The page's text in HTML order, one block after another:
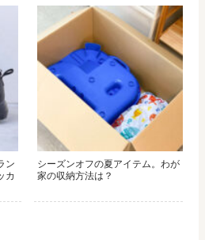
ン
カ
シーズンオフの夏アイテム。わが
家の収納方法は？